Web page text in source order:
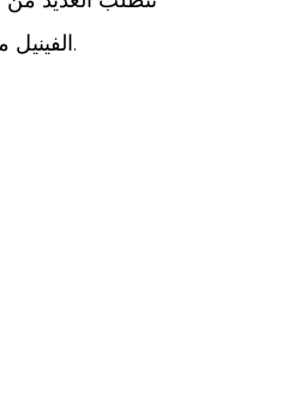
الفينيل متعدد الكلور الدقيق لتحمل هذه العوامل ، مما يضمن أن الأجهزة التي تكون جزء منها ستواصل العمل بشكل موثوق ، حتى في البيئات القاسية.